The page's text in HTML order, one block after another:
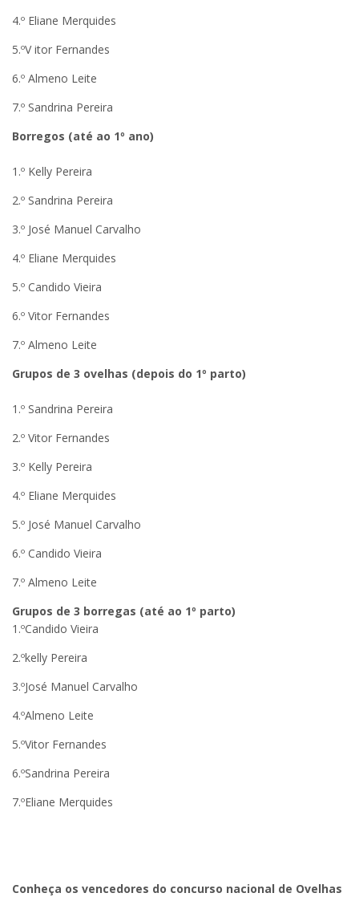
4.º Eliane Merquides
5.ºV itor Fernandes
6.º Almeno Leite
7.º Sandrina Pereira
Borregos (até ao 1º ano)
1.º Kelly Pereira
2.º Sandrina Pereira
3.º José Manuel Carvalho
4.º Eliane Merquides
5.º Candido Vieira
6.º Vitor Fernandes
7.º Almeno Leite
Grupos de 3 ovelhas (depois do 1º parto)
1.º Sandrina Pereira
2.º Vitor Fernandes
3.º Kelly Pereira
4.º Eliane Merquides
5.º José Manuel Carvalho
6.º Candido Vieira
7.º Almeno Leite
Grupos de 3 borregas (até ao 1º parto)
1.ºCandido Vieira
2.ºkelly Pereira
3.ºJosé Manuel Carvalho
4.ºAlmeno Leite
5.ºVitor Fernandes
6.ºSandrina Pereira
7.ºEliane Merquides
Conheça os vencedores do concurso nacional de Ovelhas